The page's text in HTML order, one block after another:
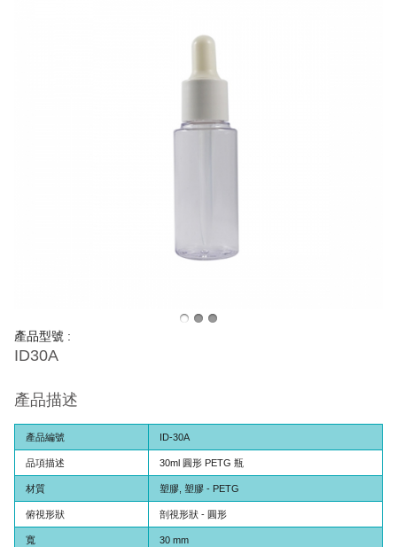
產品型號 :
ID30A
產品描述
產品編號 ID-30A
品項描述 30ml 圓形 PETG 瓶
材質 塑膠, 塑膠 - PETG
俯視形狀 剖視形狀 - 圓形
寬 30 mm